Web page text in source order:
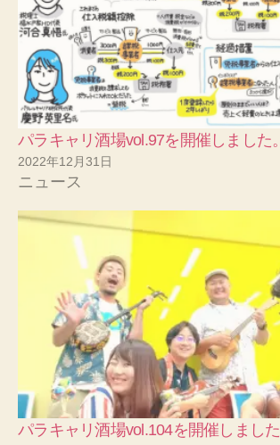
パラキャリ酒場vol.97を開催しました。
2022年12月31日
ニュース
パラキャリ酒場vol.104を開催しました